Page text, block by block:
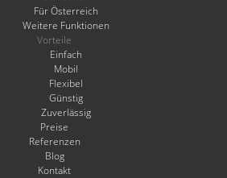
Für Österreich
Weitere Funktionen
Vorteile
Einfach
Mobil
Flexibel
Günstig
Zuverlässig
Preise
Referenzen
Blog
Kontakt